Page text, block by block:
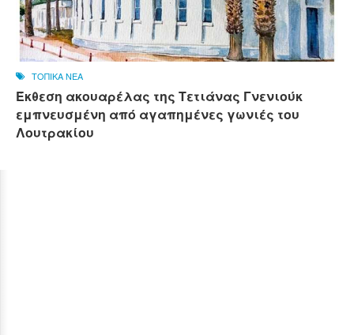
ΤΟΠΙΚΑ ΝΕΑ
Έκθεση ακουαρέλας της Τετιάνας Γνενιούκ
εμπνευσμένη από αγαπημένες γωνιές του
Λουτρακίου